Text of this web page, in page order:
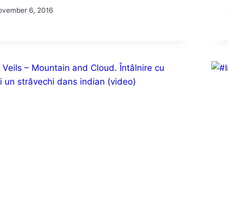
6, 2016